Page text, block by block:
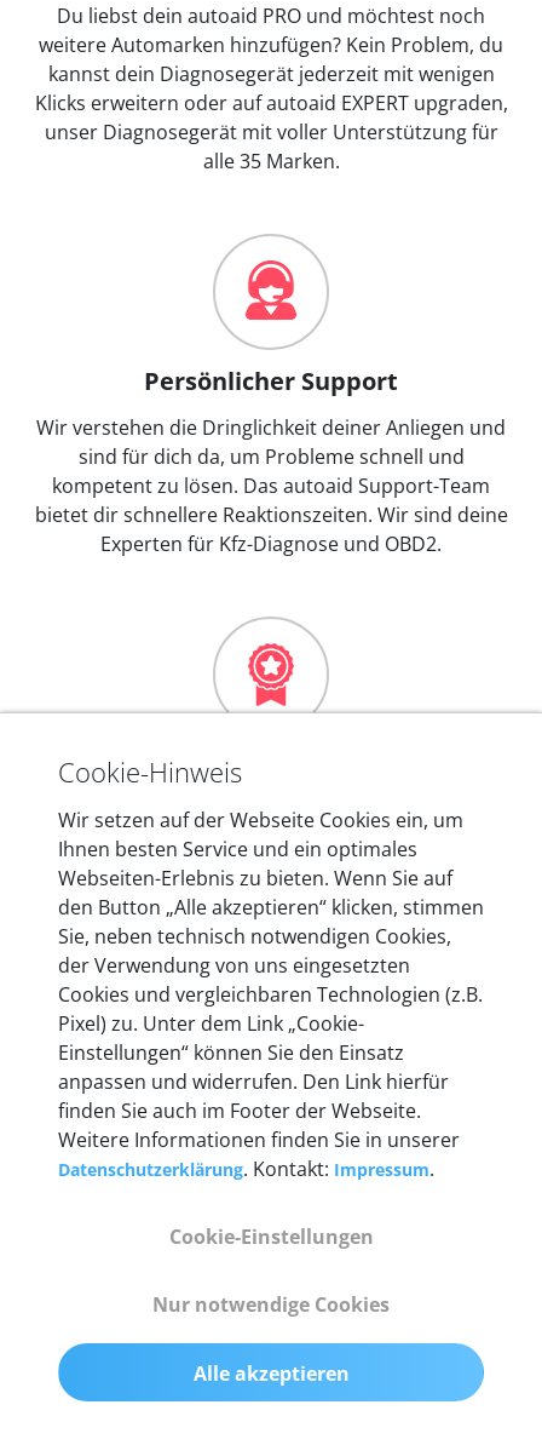
Du liebst dein autoaid PRO und möchtest noch
weitere Automarken hinzufügen? Kein Problem, du
kannst dein Diagnosegerät jederzeit mit wenigen
Klicks erweitern oder auf autoaid EXPERT upgraden,
unser Diagnosegerät mit voller Unterstützung für
alle 35 Marken.
Persönlicher Support
Wir verstehen die Dringlichkeit deiner Anliegen und
sind für dich da, um Probleme schnell und
kompetent zu lösen. Das autoaid Support-Team
bietet dir schnellere Reaktionszeiten. Wir sind deine
Experten für Kfz-Diagnose und OBD2.
Mehr als 10 Jahre Erfahrung
In den Kfz-Diagnosegeräten von autoaid stecken
mehr als 10 Jahre Erfahrung, und auch in Zukunft
entwickeln wir unsere Produkte am Standort in
Berlin laufend weiter. Auf diese Qualität vertrauen
heute mehr als 60.000 Privatkunden und
Unternehmen.
Technische Details &
Lieferumfang
Abmessungen
Gewicht
200 g
Cookie-Hinweis
Wir setzen auf der Webseite Cookies ein, um
Ihnen besten Service und ein optimales
Webseiten-Erlebnis zu bieten. Wenn Sie auf
den Button „Alle akzeptieren“ klicken, stimmen
Sie, neben technisch notwendigen Cookies,
der Verwendung von uns eingesetzten
Cookies und vergleichbaren Technologien (z.B.
Pixel) zu. Unter dem Link „Cookie-
Einstellungen“ können Sie den Einsatz
anpassen und widerrufen. Den Link hierfür
finden Sie auch im Footer der Webseite.
Weitere Informationen finden Sie in unserer
Datenschutzerklärung. Kontakt: Impressum.
Cookie-Einstellungen
Nur notwendige Cookies
Alle akzeptieren